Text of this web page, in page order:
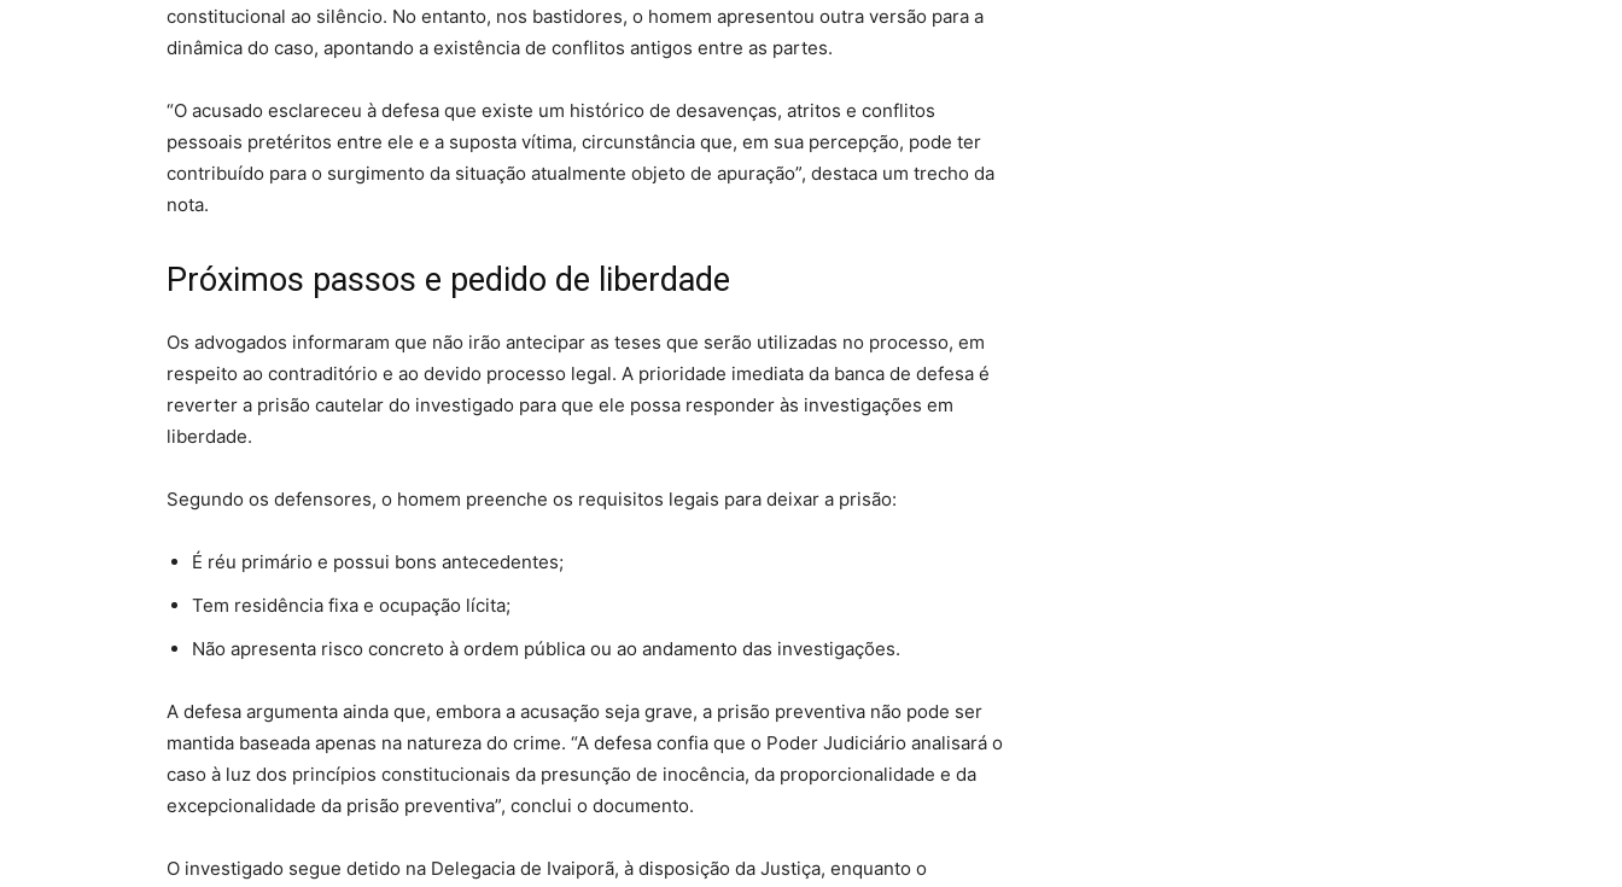
constitucional ao silêncio. No entanto, nos bastidores, o homem apresentou outra versão para a
dinâmica do caso, apontando a existência de conflitos antigos entre as partes.
“O acusado esclareceu à defesa que existe um histórico de desavenças, atritos e conflitos
pessoais pretéritos entre ele e a suposta vítima, circunstância que, em sua percepção, pode ter
contribuído para o surgimento da situação atualmente objeto de apuração”, destaca um trecho da
nota.
Próximos passos e pedido de liberdade
Os advogados informaram que não irão antecipar as teses que serão utilizadas no processo, em
respeito ao contraditório e ao devido processo legal. A prioridade imediata da banca de defesa é
reverter a prisão cautelar do investigado para que ele possa responder às investigações em
liberdade.
Segundo os defensores, o homem preenche os requisitos legais para deixar a prisão:
É réu primário e possui bons antecedentes;
Tem residência fixa e ocupação lícita;
Não apresenta risco concreto à ordem pública ou ao andamento das investigações.
A defesa argumenta ainda que, embora a acusação seja grave, a prisão preventiva não pode ser
mantida baseada apenas na natureza do crime. “A defesa confia que o Poder Judiciário analisará o
caso à luz dos princípios constitucionais da presunção de inocência, da proporcionalidade e da
excepcionalidade da prisão preventiva”, conclui o documento.
O investigado segue detido na Delegacia de Ivaiporã, à disposição da Justiça, enquanto o